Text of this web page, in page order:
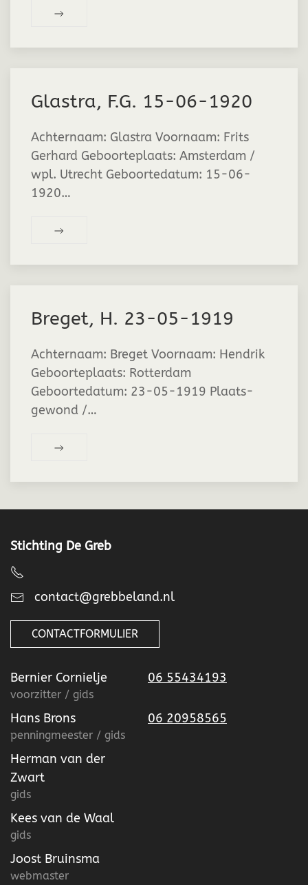
Glastra, F.G. 15-06-1920
Achternaam: Glastra Voornaam: Frits
Gerhard Geboorteplaats: Amsterdam /
wpl. Utrecht Geboortedatum: 15-06-
1920…
Breget, H. 23-05-1919
Achternaam: Breget Voornaam: Hendrik
Geboorteplaats: Rotterdam
Geboortedatum: 23-05-1919 Plaats-
gewond /…
Stichting De Greb
contact@grebbeland.nl
CONTACTFORMULIER
Bernier Cornielje
voorzitter / gids
06 55434193
Hans Brons
penningmeester / gids
06 20958565
Herman van der
Zwart
gids
Kees van de Waal
gids
Joost Bruinsma
webmaster